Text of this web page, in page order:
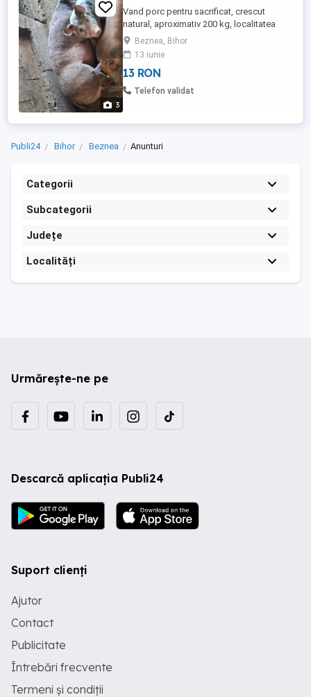
3
Vand porc pentru sacrificat, crescut
natural, aproximativ 200 kg, localitatea
Beznea, Bihor
Beznea, Bihor
13 iunie
13 RON
Telefon validat
Publi24 Bihor Beznea Anunturi
Categorii
Subcategorii
Județe
Localități
Urmărește-ne pe
Descarcă aplicația Publi24
Suport clienți
Ajutor
Contact
Publicitate
Întrebări frecvente
Termeni și condiții